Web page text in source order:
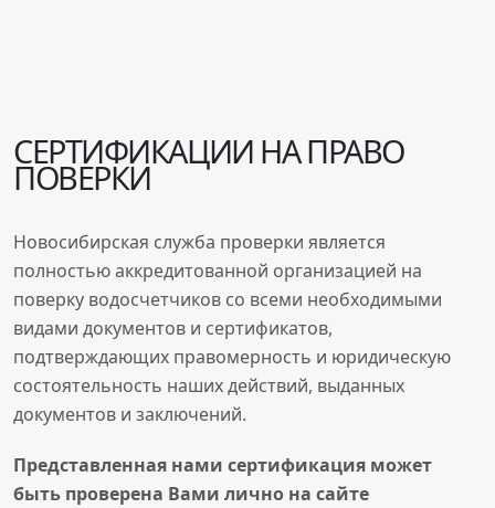
СЕРТИФИКАЦИИ НА ПРАВО
ПОВЕРКИ
Новосибирская служба проверки является
полностью аккредитованной организацией на
поверку водосчетчиков со всеми необходимыми
видами документов и сертификатов,
подтверждающих правомерность и юридическую
состоятельность наших действий, выданных
документов и заключений.
Представленная нами сертификация может
быть проверена Вами лично на сайте